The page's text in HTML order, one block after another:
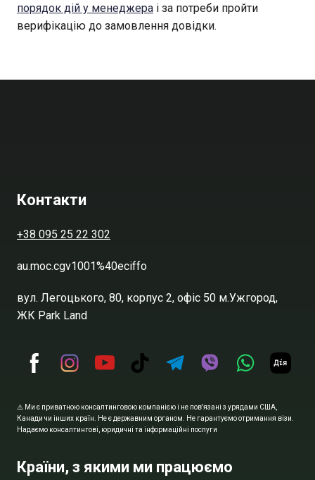
порядок дій у менеджера і за потреби пройти
верифікацію до замовлення довідки.
Контакти
+38 095 25 22 302
au.moc.cgv1001%40eciffo
вул. Легоцького, 80, корпус 2, офіс 50 м.Ужгород,
ЖК Park Land
⚠️ Ми є приватною консалтинговою компанією і не пов'язані з урядами США,
Канади чи інших країн. Не є державним органом. Не гарантуємо отримання візи.
Надаємо консалтингові, юридичні та інформаційні послуги
Країни, з якими ми працюємо